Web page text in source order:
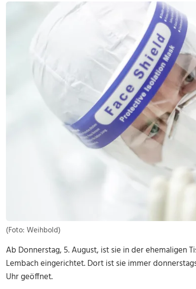
(Foto: Weihbold)
Ab Donnerstag, 5. August, ist sie in der ehemaligen
Lembach eingerichtet. Dort ist sie immer
Uhr geöffnet.